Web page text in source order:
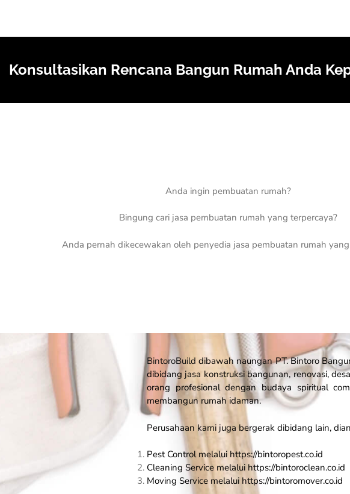
Konsultasikan Rencana Bangun Rumah Anda
Anda ingin pembuatan rumah?
Bingung cari jasa pembuatan rumah yang terpercaya?
Anda pernah dikecewakan oleh penyedia jasa pembuatan rumah
BintoroBuild dibawah naungan PT. Bintoro
dibidang jasa konstruksi bangunan, renovasi,
orang profesional dengan budaya spiritual
membangun rumah idaman.
Perusahaan kami juga bergerak dibidang lain,
Pest Control melalui https://bintoropest.co.id
Cleaning Service melalui https://bintoroclean.co.id
Moving Service melalui https://bintoromover.co.id